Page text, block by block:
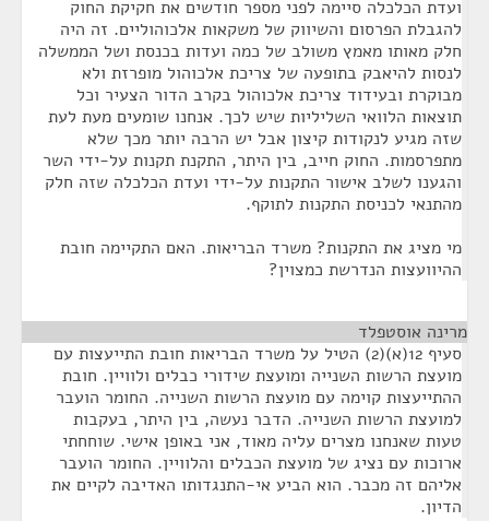
ועדת הכלכלה סיימה לפני מספר חודשים את חקיקת החוק
להגבלת הפרסום והשיווק של משקאות אלכוהוליים. זה היה
חלק מאותו מאמץ משולב של כמה ועדות בכנסת ושל הממשלה
לנסות להיאבק בתופעה של צריכת אלכוהול מופרזת ולא
מבוקרת ובעידוד צריכת אלכוהול בקרב הדור הצעיר וכל
תוצאות הלוואי השליליות שיש לכך. אנחנו שומעים מעת לעת
שזה מגיע לנקודות קיצון אבל יש הרבה יותר מכך שלא
מתפרסמות. החוק חייב, בין היתר, התקנת תקנות על-ידי השר
והגענו לשלב אישור התקנות על-ידי ועדת הכלכלה שזה חלק
מהתנאי לכניסת התקנות לתוקף.
מי מציג את התקנות? משרד הבריאות. האם התקיימה חובת
ההיוועצות הנדרשת כמצוין?
מרינה אוסטפלד
סעיף 12(א)(2) הטיל על משרד הבריאות חובת התייעצות עם
מועצת הרשות השנייה ומועצת שידורי כבלים ולוויין. חובת
ההתייעצות קוימה עם מועצת הרשות השנייה. החומר הועבר
למועצת הרשות השנייה. הדבר נעשה, בין היתר, בעקבות
טעות שאנחנו מצרים עליה מאוד, אני באופן אישי. שוחחתי
ארוכות עם נציג של מועצת הכבלים והלוויין. החומר הועבר
אליהם זה מכבר. הוא הביע אי-התנגדותו האדיבה לקיים את
הדיון.